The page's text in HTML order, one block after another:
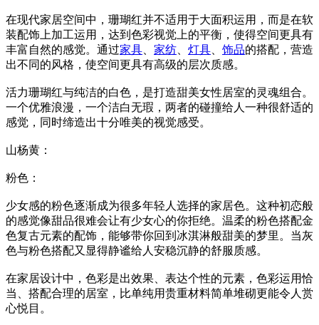
在现代家居空间中，珊瑚红并不适用于大面积运用，而是在软
装配饰上加工运用，达到色彩视觉上的平衡，使得空间更具有
丰富自然的感觉。通过家具 家纺 灯具 饰品的搭配，营造
出不同的风格，使空间更具有高级的层次质感。
活力珊瑚红与纯洁的白色，是打造甜美女性居室的灵魂组合。
一个优雅浪漫，一个洁白无瑕，两者的碰撞给人一种很舒适的
感觉，同时缔造出十分唯美的视觉感受。
山杨黄：
粉色：
少女感的粉色逐渐成为很多年轻人选择的家居色。这种初恋般
的感觉像甜品很难会让有少女心的你拒绝。温柔的粉色搭配金
色复古元素的配饰，能够带你回到冰淇淋般甜美的梦里。当灰
色与粉色搭配又显得静谧给人安稳沉静的舒服质感。
在家居设计中，色彩是出效果、表达个性的元素，色彩运用恰
当、搭配合理的居室，比单纯用贵重材料简单堆砌更能令人赏
心悦目。